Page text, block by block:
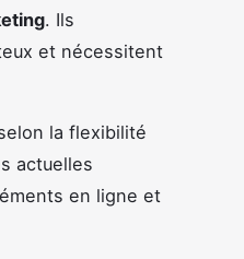
. Ils
et nécessitent
la flexibilité
actuelles
en ligne et